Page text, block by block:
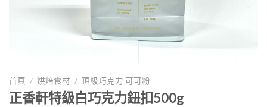
首頁 / 烘焙食材 / 頂級巧克力 可可粉
正香軒特級白巧克力鈕扣500g